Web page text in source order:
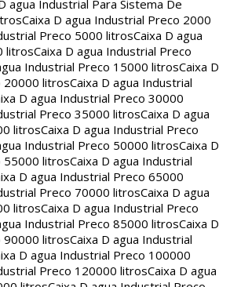
agua Industrial Para Sistema De
Caixa D agua Industrial Preco 2000
Preco 5000 litrosCaixa D agua
litrosCaixa D agua Industrial Preco
Industrial Preco 15000 litrosCaixa D
20000 litrosCaixa D agua Industrial
D agua Industrial Preco 30000
Preco 35000 litrosCaixa D agua
litrosCaixa D agua Industrial Preco
Industrial Preco 50000 litrosCaixa D
55000 litrosCaixa D agua Industrial
D agua Industrial Preco 65000
Preco 70000 litrosCaixa D agua
litrosCaixa D agua Industrial Preco
Industrial Preco 85000 litrosCaixa D
90000 litrosCaixa D agua Industrial
D agua Industrial Preco 100000
Preco 120000 litrosCaixa D agua